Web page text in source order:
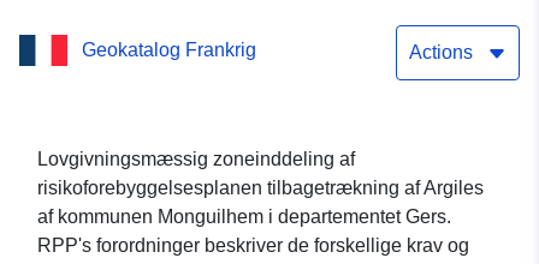
Geokatalog Frankrig Actions
Lovgivningsmæssig zoneinddeling af
risikoforebyggelsesplanen tilbagetrækning af Argiles
af kommunen Monguilhem i departementet Gers.
RPP's forordninger beskriver de forskellige krav og